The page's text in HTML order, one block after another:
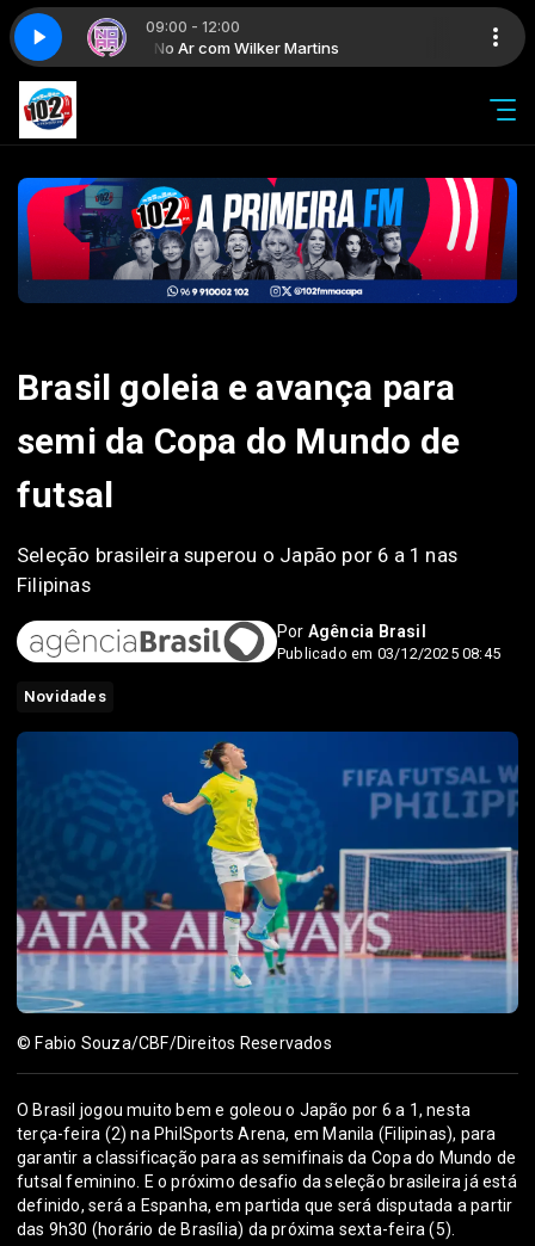
09:00 - 12:00
No Ar com Wilker Martins
Brasil goleia e avança para
semi da Copa do Mundo de
futsal
Seleção brasileira superou o Japão por 6 a 1 nas
Filipinas
Por Agência Brasil
Publicado em 03/12/2025 08:45
Novidades
© Fabio Souza/CBF/Direitos Reservados
O Brasil jogou muito bem e goleou o Japão por 6 a 1, nesta
terça-feira (2) na PhilSports Arena, em Manila (Filipinas), para
garantir a classificação para as semifinais da Copa do Mundo de
futsal feminino. E o próximo desafio da seleção brasileira já está
definido, será a Espanha, em partida que será disputada a partir
das 9h30 (horário de Brasília) da próxima sexta-feira (5).